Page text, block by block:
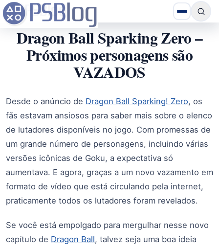
Dragon Ball Sparking Zero –
Próximos personagens são
VAZADOS
Desde o anúncio de Dragon Ball Sparking! Zero, os
fãs estavam ansiosos para saber mais sobre o elenco
de lutadores disponíveis no jogo. Com promessas de
um grande número de personagens, incluindo várias
versões icônicas de Goku, a expectativa só
aumentava. E agora, graças a um novo vazamento em
formato de vídeo que está circulando pela internet,
praticamente todos os lutadores foram revelados.
Se você está empolgado para mergulhar nesse novo
capítulo de Dragon Ball, talvez seja uma boa ideia